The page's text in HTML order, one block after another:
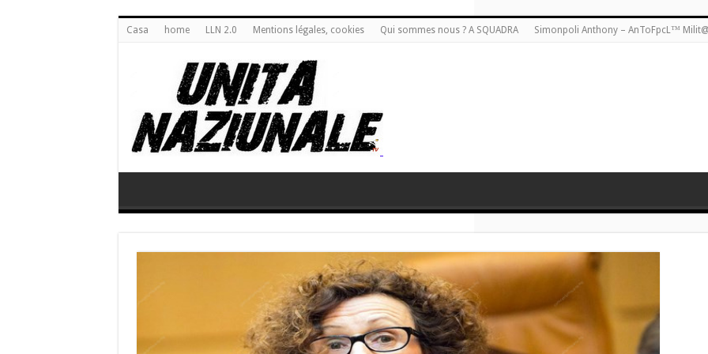
Casa home LLN 2.0 Mentions légales, cookies Qui sommes nous ? A SQUADRA Simonpoli Anthony – AnToFpcL™